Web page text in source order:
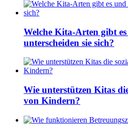
Welche Kita-Arten gibt
unterscheiden sie sich?
Wie unterstützen Kitas
von Kindern?